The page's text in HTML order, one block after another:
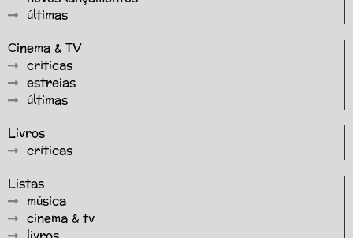
últimas
Cinema & TV
críticas
estreias
últimas
Livros
críticas
Listas
música
cinema & tv